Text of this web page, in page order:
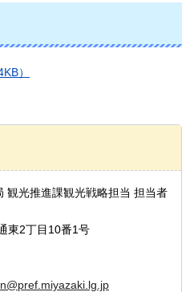
）
観光推進課観光戦略担当 担当者
東2丁目10番1号